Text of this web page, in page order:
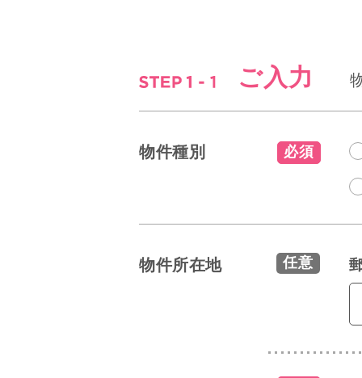
ご入力
物件種別 必須
物件所在地 任意